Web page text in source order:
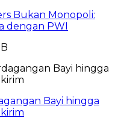
Bukan Monopoli:
dengan PWI
Bayi hingga